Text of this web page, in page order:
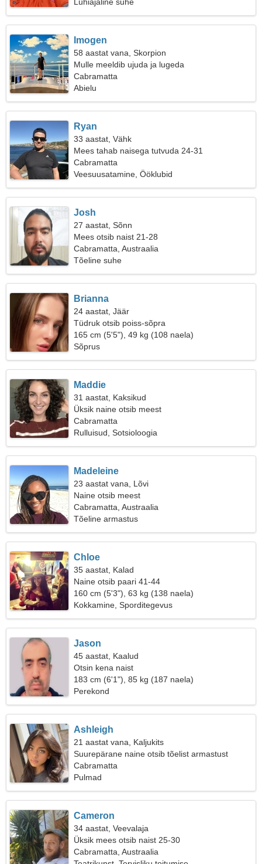
Imogen
58 aastat vana, Skorpion
Mulle meeldib ujuda ja lugeda
Cabramatta
Abielu
Ryan
33 aastat, Vähk
Mees tahab naisega tutvuda 24-31
Cabramatta
Veesuusatamine, Ööklubid
Josh
27 aastat, Sõnn
Mees otsib naist 21-28
Cabramatta, Austraalia
Tõeline suhe
Brianna
24 aastat, Jäär
Tüdruk otsib poiss-sõpra
165 cm (5'5"), 49 kg (108 naela)
Sõprus
Maddie
31 aastat, Kaksikud
Üksik naine otsib meest
Cabramatta
Rulluisud, Sotsioloogia
Madeleine
23 aastat vana, Lõvi
Naine otsib meest
Cabramatta, Austraalia
Tõeline armastus
Chloe
35 aastat, Kalad
Naine otsib paari 41-44
160 cm (5'3"), 63 kg (138 naela)
Kokkamine, Sporditegevus
Jason
45 aastat, Kaalud
Otsin kena naist
183 cm (6'1"), 85 kg (187 naela)
Perekond
Ashleigh
21 aastat vana, Kaljukits
Suurepärane naine otsib tõelist armastust
Cabramatta
Pulmad
Cameron
34 aastat, Veevalaja
Üksik mees otsib naist 25-30
Cabramatta, Austraalia